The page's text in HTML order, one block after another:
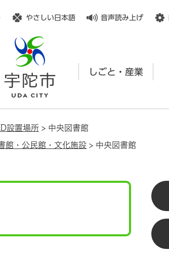
やさしい日本語 音声読み上げ
しごと・産業
設置場所 > 中央図書館
館・公民館・文化施設 > 中央図書館